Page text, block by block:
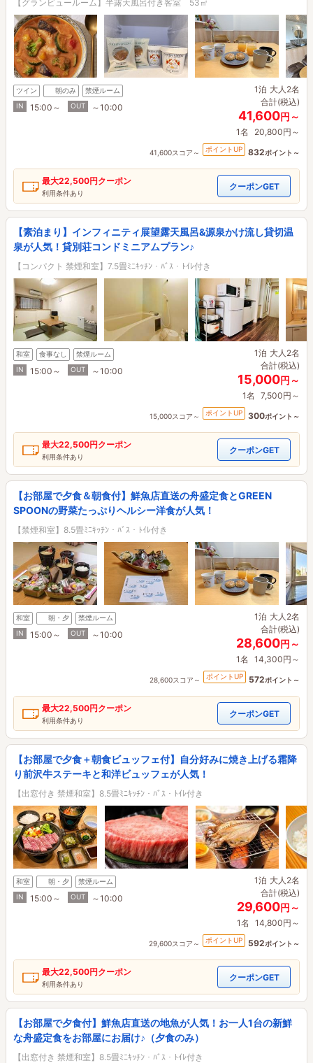
【グランビュールーム】半露天風呂付き客室 53㎡
ツイン 朝のみ
禁煙ルーム
IN
15:00～ OUT ～10:00
1泊 大人2名
合計(税込)
41,600円～
1名 20,800円～
41,600スコア～ ポイントUP 832ポイント～
最大22,500円クーポン
利用条件あり
クーポンGET
【素泊まり】インフィニティ展望露天風呂&源泉かけ流し貸切温
泉が人気！貸別荘コンドミニアムプラン♪
【コンパクト 禁煙和室】7.5畳ﾐﾆｷｯﾁﾝ・ﾊﾞｽ・ﾄｲﾚ付き
和室 食事なし
禁煙ルーム
IN
15:00～ OUT ～10:00
1泊 大人2名
合計(税込)
15,000円～
1名 7,500円～
15,000スコア～ ポイントUP 300ポイント～
最大22,500円クーポン
利用条件あり
クーポンGET
【お部屋で夕食＆朝食付】鮮魚店直送の舟盛定食とGREEN
SPOONの野菜たっぷりヘルシー洋食が人気！
【禁煙和室】8.5畳ﾐﾆｷｯﾁﾝ・ﾊﾞｽ・ﾄｲﾚ付き
和室 朝・夕
禁煙ルーム
IN
15:00～ OUT ～10:00
1泊 大人2名
合計(税込)
28,600円～
1名 14,300円～
28,600スコア～ ポイントUP 572ポイント～
最大22,500円クーポン
利用条件あり
クーポンGET
【お部屋で夕食＋朝食ビュッフェ付】自分好みに焼き上げる霜降
り前沢牛ステーキと和洋ビュッフェが人気！
【出窓付き 禁煙和室】8.5畳ﾐﾆｷｯﾁﾝ・ﾊﾞｽ・ﾄｲﾚ付き
和室 朝・夕
禁煙ルーム
IN
15:00～ OUT ～10:00
1泊 大人2名
合計(税込)
29,600円～
1名 14,800円～
29,600スコア～ ポイントUP 592ポイント～
最大22,500円クーポン
利用条件あり
クーポンGET
【お部屋で夕食付】鮮魚店直送の地魚が人気！お一人1台の新鮮
な舟盛定食をお部屋にお届け♪（夕食のみ）
【出窓付き 禁煙和室】8.5畳ﾐﾆｷｯﾁﾝ・ﾊﾞｽ・ﾄｲﾚ付き